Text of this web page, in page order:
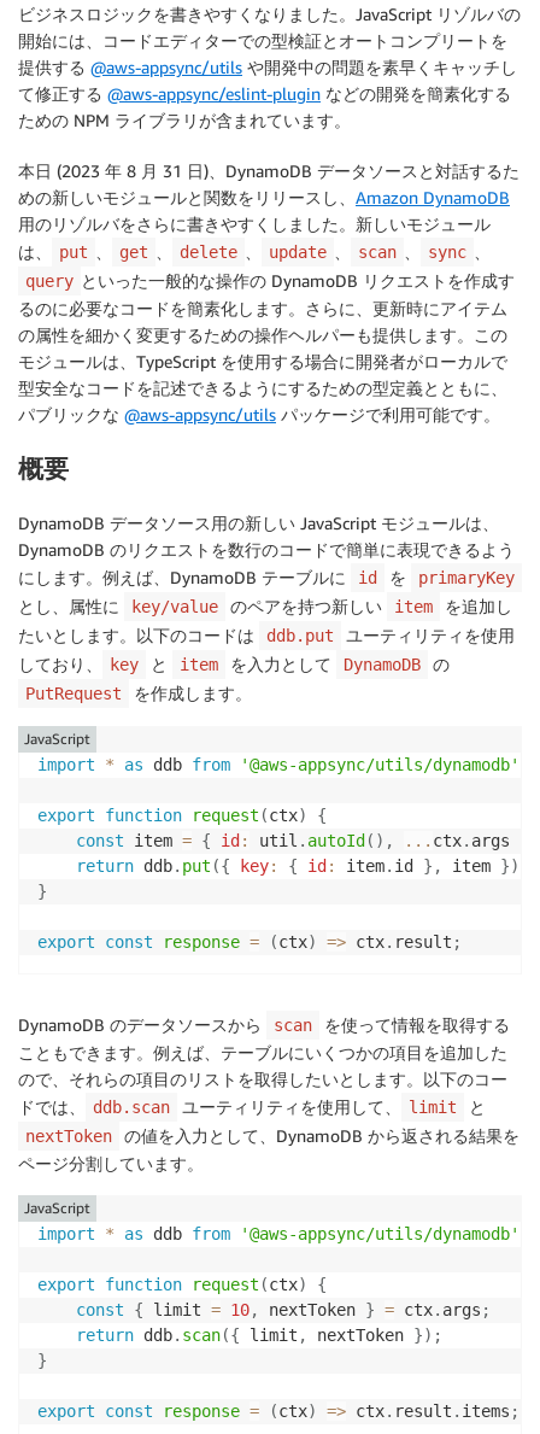
ビジネスロジックを書きやすくなりました。JavaScript リゾルバの
開始には、コードエディターでの型検証とオートコンプリートを
提供する @aws-appsync/utils や開発中の問題を素早くキャッチし
て修正する @aws-appsync/eslint-plugin などの開発を簡素化する
ための NPM ライブラリが含まれています。
本日 (2023 年 8 月 31 日)、DynamoDB データソースと対話するた
めの新しいモジュールと関数をリリースし、 Amazon DynamoDB
用のリゾルバをさらに書きやすくしました。新しいモジュール
は、
put get delete update scan sync
query といった一般的な操作の DynamoDB リクエストを作成す
るのに必要なコードを簡素化します。さらに、更新時にアイテム
の属性を細かく変更するための操作ヘルパーも提供します。この
モジュールは、TypeScript を使用する場合に開発者がローカルで
型安全なコードを記述できるようにするための型定義とともに、
パブリックな @aws-appsync/utils パッケージで利用可能です。
概要
DynamoDB データソース用の新しい JavaScript モジュールは、
DynamoDB のリクエストを数行のコードで簡単に表現できるよう
にします。例えば、DynamoDB テーブルに
id を primaryKey
とし、属性に key/value のペアを持つ新しい item
を追加し
たいとします。以下のコードは
ddb.put
ユーティリティを使用
しており、
key と item を入力として DynamoDB の
PutRequest を作成します。
import * as ddb from '@aws-appsync/utils/dynamodb'
export function request (ctx)
{
const item = { id : util . autoId ( ) , ... ctx. args
return ddb. put ({ key: { id : item. id } , item })
}
export const response = (ctx) => ctx. result ;
JavaScript
DynamoDB のデータソースから scan
を使って情報を取得する
こともできます。例えば、テーブルにいくつかの項目を追加した
ので、それらの項目のリストを取得したいとします。以下のコー
ドでは、
ddb.scan ユーティリティを使用して、 limit と
nextToken
の値を入力として、DynamoDB から返される結果を
ページ分割しています。
import * as ddb from '@aws-appsync/utils/dynamodb'
export function request (ctx)
{
const
{ limit = 10, nextToken } = ctx. args ;
return ddb. scan({ limit , nextToken }) ;
}
export const response = (ctx) => ctx. result . items ;
JavaScript